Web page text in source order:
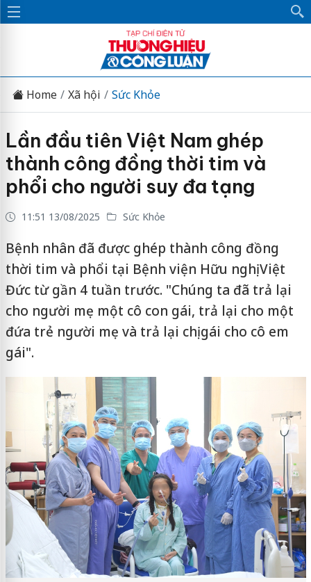
Home Xã hội Sức Khỏe
Lần đầu tiên Việt Nam ghép
thành công đồng thời tim và
phổi cho người suy đa tạng
11:51 13/08/2025 Sức Khỏe
Bệnh nhân đã được ghép thành công đồng
thời tim và phổi tại Bệnh viện Hữu nghị Việt
Đức từ gần 4 tuần trước. "Chúng ta đã trả lại
cho người mẹ một cô con gái, trả lại cho một
đứa trẻ người mẹ và trả lại chị gái cho cô em
gái".